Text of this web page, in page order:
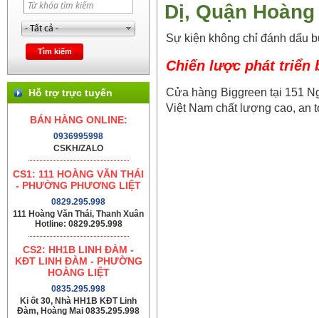
Hỗ trợ trực tuyến
BÁN HÀNG ONLINE:
0936995998
CSKH/ZALO
CS1: 111 HOÀNG VĂN THÁI
- PHƯỜNG PHƯƠNG LIỆT
0829.295.998
111 Hoàng Văn Thái, Thanh Xuân
Hotline: 0829.295.998
CS2: HH1B LINH ĐÀM -
KĐT LINH ĐÀM - PHƯỜNG
HOÀNG LIỆT
0835.295.998
Ki ốt 30, Nhà HH1B KĐT Linh
Đàm, Hoàng Mai 0835.295.998
Dị, Quận
Sự kiện không chỉ đánh dấu
Chiến lược phát triển
Cửa hàng Biggreen tại 151
Việt Nam chất lượng cao, an